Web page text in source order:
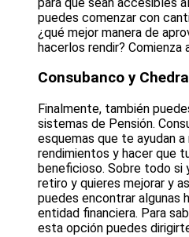
puedes comenzar con
¿qué mejor manera de
hacerlos rendir? Comienza
Consubanco y
Finalmente, también
sistemas de Pensión.
esquemas que te ayudan a
rendimientos y hacer que
beneficioso. Sobre todo si
retiro y quieres mejorar y
puedes encontrar algunas
entidad financiera. Para
esta opción puedes